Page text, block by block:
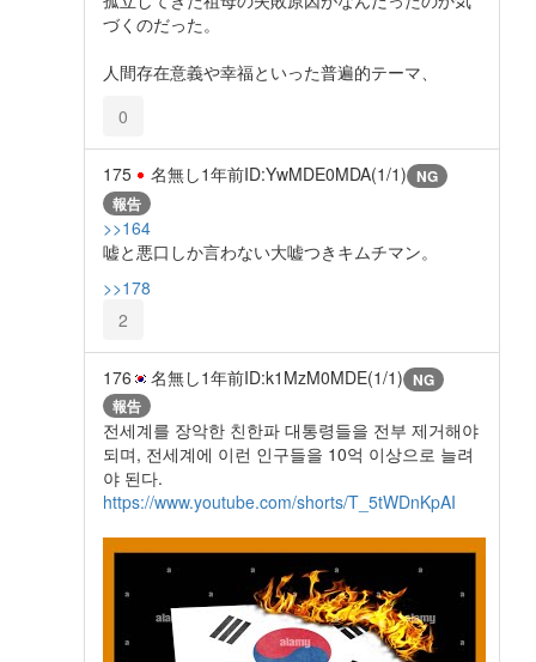
づくのだった。
人間存在意義や幸福といった普遍的テーマ、
0
175 名無し1年前ID:YwMDE0MDA(1/1) NG
報告
>>164
嘘と悪口しか言わない大嘘つきキムチマン。
>>178
2
176 名無し1年前ID:k1MzM0MDE(1/1) NG
報告
전세계를 장악한 친한파 대통령들을 전부 제거해야
되며, 전세계에 이런 인구들을 10억 이상으로 늘려
야 된다.
https://www.youtube.com/shorts/T_5tWDnKpAI